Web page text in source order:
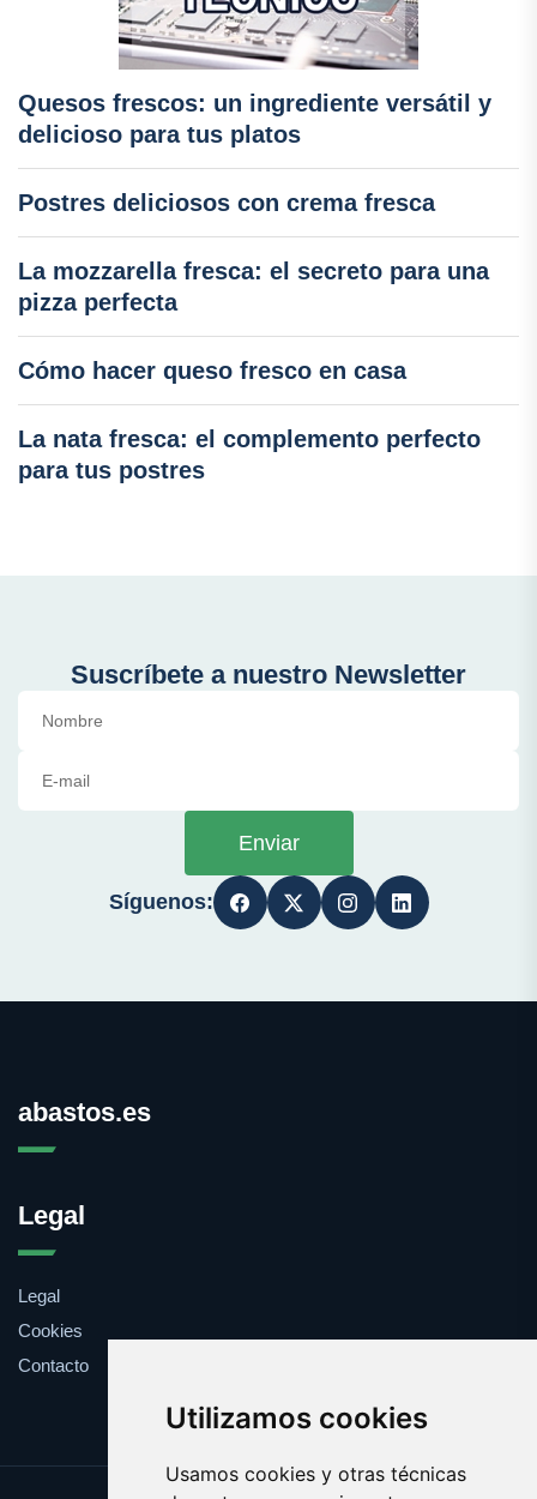
Utilizamos cookies
Usamos cookies y otras técnicas
Quesos frescos: un ingrediente versátil y
delicioso para tus platos
Postres deliciosos con crema fresca
La mozzarella fresca: el secreto para una
pizza perfecta
Cómo hacer queso fresco en casa
La nata fresca: el complemento perfecto
para tus postres
Suscríbete a nuestro Newsletter
Enviar
Síguenos:
abastos.es
Legal
Legal
Cookies
Contacto